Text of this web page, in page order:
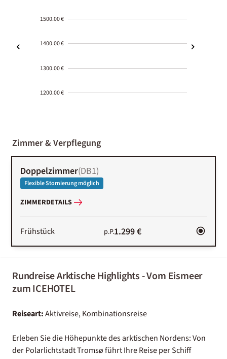
1500.00 €
1400.00 €
1300.00 €
1200.00 €
01-02
Zimmer & Verpflegung
Doppelzimmer(DB1)
Flexible Stornierung möglich
ZIMMERDETAILS
Frühstück p.P.1.299 €
Rundreise Arktische Highlights - Vom Eismeer
zum ICEHOTEL
Reiseart:Aktivreise, Kombinationsreise
Erleben Sie die Höhepunkte des arktischen Nordens: Von
der Polarlichtstadt Tromsø führt Ihre Reise per Schiff